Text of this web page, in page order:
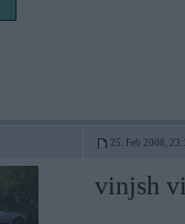
25. Feb 2008,
vinjsh